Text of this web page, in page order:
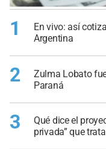
1
En vivo: así
Argentina
2
Zulma Lobato
Paraná
3
Qué dice el
privada” que